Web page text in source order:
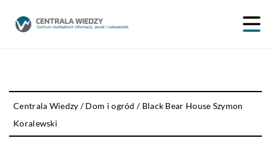
Centrala Wiedzy /Dom i ogród / Black Bear House Szymon
Koralewski